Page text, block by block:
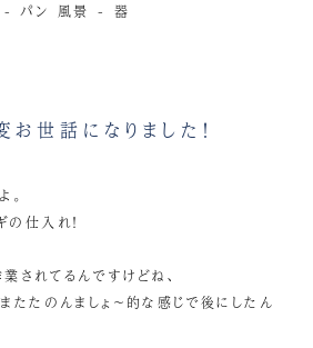
パン 風景 - 器
世話になりました！
。
仕入れ！
されてるんですけどね、
たたのんましょ～的な感じで後にしたん